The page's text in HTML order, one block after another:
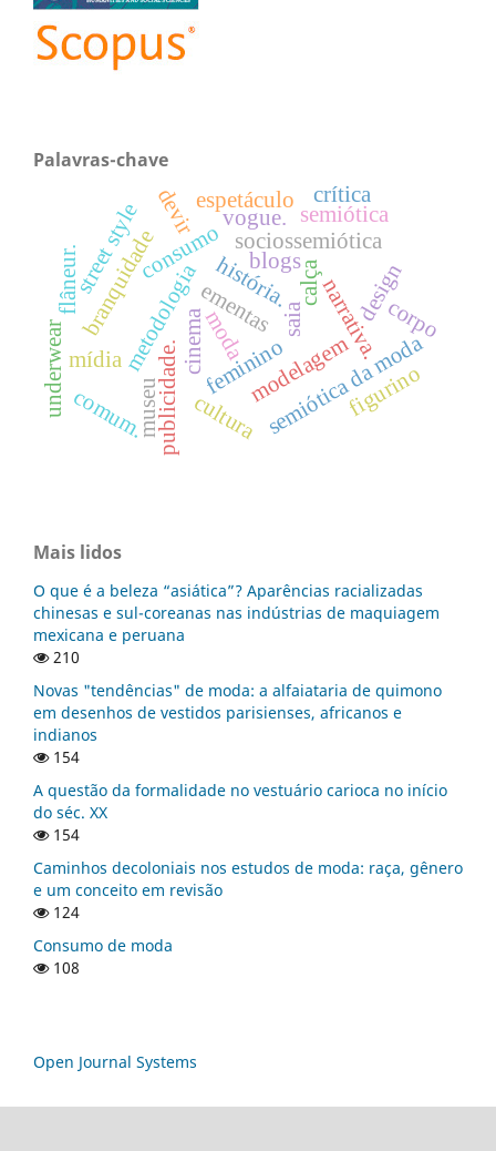
Palavras-chave
ementas
moda
história.
consumo
cinema narrativa.
saia
calça
semiótica da moda
sociossemiótica
publicidade. modelagem
metodologia designcorpo
branquidade
feminino
vogue.
mídia
blogs
street style
flâneur.
cultura
devir
figurino
espetáculo
semiótica
crítica
museu
comum.
underwear
Mais lidos
O que é a beleza “asiática”? Aparências racializadas
chinesas e sul-coreanas nas indústrias de maquiagem
mexicana e peruana
210
Novas "tendências" de moda: a alfaiataria de quimono
em desenhos de vestidos parisienses, africanos e
indianos
154
A questão da formalidade no vestuário carioca no início
do séc. XX
154
Caminhos decoloniais nos estudos de moda: raça, gênero
e um conceito em revisão
124
Consumo de moda
108
Open Journal Systems